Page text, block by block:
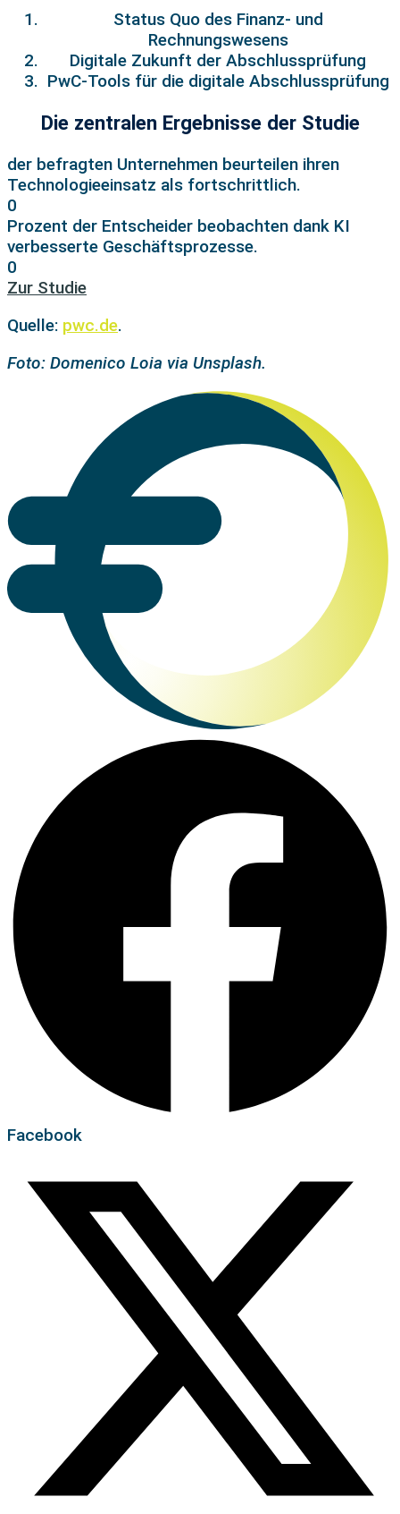
Status Quo des Finanz- und
Rechnungswesens
Digitale Zukunft der Abschlussprüfung
PwC-Tools für die digitale Abschlussprüfung
Die zentralen Ergebnisse der Studie
der befragten Unternehmen beurteilen ihren
Technologieeinsatz als fortschrittlich.
0
Prozent der Entscheider beobachten dank KI
verbesserte Geschäftsprozesse.
0
Zur Studie
Quelle: pwc.de.
Foto: Domenico Loia via Unsplash.
Facebook